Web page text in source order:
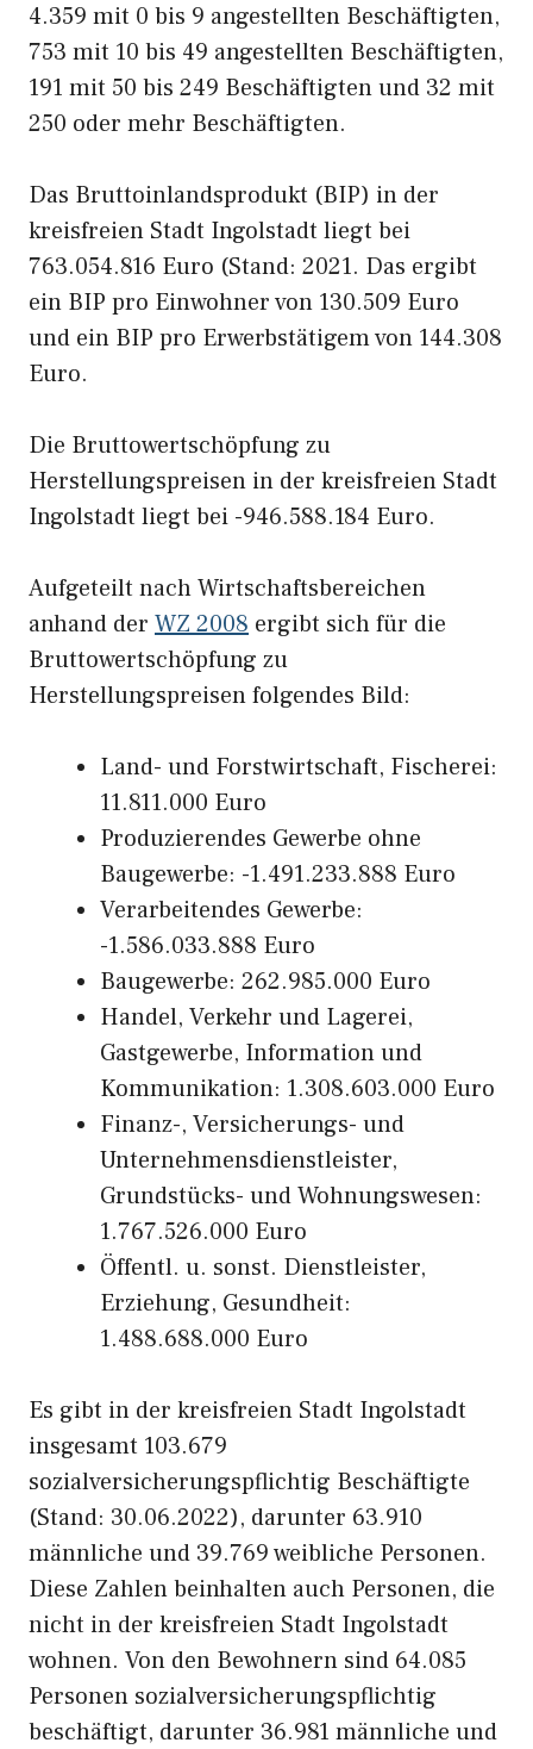
4.359 mit 0 bis 9 angestellten Beschäftigten,
753 mit 10 bis 49 angestellten Beschäftigten,
191 mit 50 bis 249 Beschäftigten und 32 mit
250 oder mehr Beschäftigten.
Das Bruttoinlandsprodukt (BIP) in der
kreisfreien Stadt Ingolstadt liegt bei
763.054.816 Euro (Stand: 2021. Das ergibt
ein BIP pro Einwohner von 130.509 Euro
und ein BIP pro Erwerbstätigem von 144.308
Euro.
Die Bruttowertschöpfung zu
Herstellungspreisen in der kreisfreien Stadt
Ingolstadt liegt bei -946.588.184 Euro.
Aufgeteilt nach Wirtschaftsbereichen
anhand der WZ 2008 ergibt sich für die
Bruttowertschöpfung zu
Herstellungspreisen folgendes Bild:
Land- und Forstwirtschaft, Fischerei:
11.811.000 Euro
Produzierendes Gewerbe ohne
Baugewerbe: -1.491.233.888 Euro
Verarbeitendes Gewerbe:
-1.586.033.888 Euro
Baugewerbe: 262.985.000 Euro
Handel, Verkehr und Lagerei,
Gastgewerbe, Information und
Kommunikation: 1.308.603.000 Euro
Finanz-, Versicherungs- und
Unternehmensdienstleister,
Grundstücks- und Wohnungswesen:
1.767.526.000 Euro
Öffentl. u. sonst. Dienstleister,
Erziehung, Gesundheit:
1.488.688.000 Euro
Es gibt in der kreisfreien Stadt Ingolstadt
insgesamt 103.679
sozialversicherungspflichtig Beschäftigte
(Stand: 30.06.2022), darunter 63.910
männliche und 39.769 weibliche Personen.
Diese Zahlen beinhalten auch Personen, die
nicht in der kreisfreien Stadt Ingolstadt
wohnen. Von den Bewohnern sind 64.085
Personen sozialversicherungspflichtig
beschäftigt, darunter 36.981 männliche und